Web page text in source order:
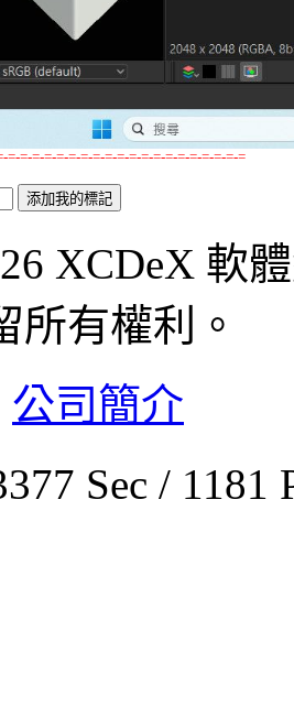
=-=-=-=-=-=-=-=-=-=-=-=-=-=-=-=-=-=-=-=
XCDeX 軟
所有權利。
公司簡介
Sec /